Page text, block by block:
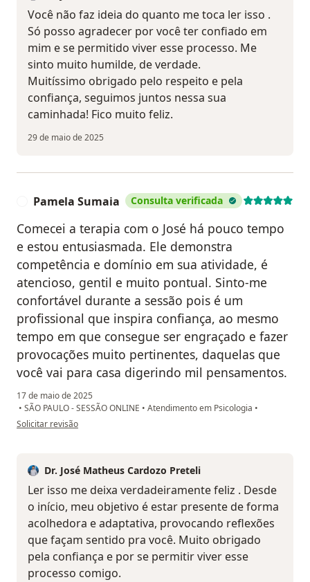
Você não faz ideia do quanto me toca ler isso .
Só posso agradecer por você ter confiado em
mim e se permitido viver esse processo. Me
sinto muito humilde, de verdade.
Muitíssimo obrigado pelo respeito e pela
confiança, seguimos juntos nessa sua
caminhada! Fico muito feliz.
29 de maio de 2025
Pamela Sumaia Consulta verificada
Comecei a terapia com o José há pouco tempo
e estou entusiasmada. Ele demonstra
competência e domínio em sua atividade, é
atencioso, gentil e muito pontual. Sinto-me
confortável durante a sessão pois é um
profissional que inspira confiança, ao mesmo
tempo em que consegue ser engraçado e fazer
provocações muito pertinentes, daquelas que
você vai para casa digerindo mil pensamentos.
17 de maio de 2025
• SÃO PAULO - SESSÃO ONLINE • Atendimento em Psicologia •
na opinião do utilizador Pamela Sumaia
Solicitar revisão
Dr. José Matheus Cardozo Preteli
Ler isso me deixa verdadeiramente feliz . Desde
o início, meu objetivo é estar presente de forma
acolhedora e adaptativa, provocando reflexões
que façam sentido pra você. Muito obrigado
pela confiança e por se permitir viver esse
processo comigo.